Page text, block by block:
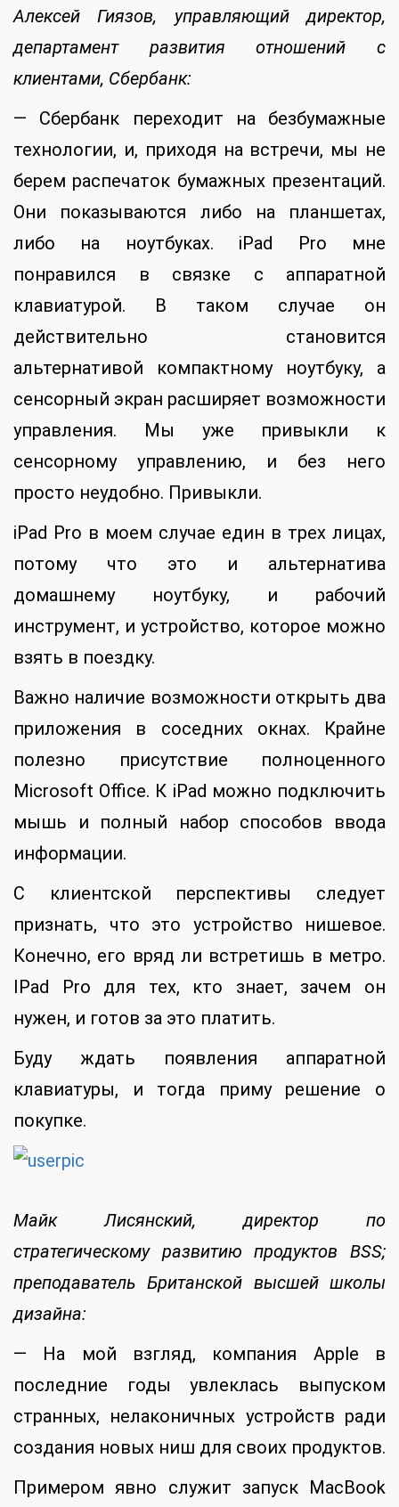
Алексей Гиязов, управляющий директор,
департамент развития отношений с
клиентами, Сбербанк:
— Сбербанк переходит на безбумажные
технологии, и, приходя на встречи, мы не
берем распечаток бумажных презентаций.
Они показываются либо на планшетах,
либо на ноутбуках. iPad Pro мне
понравился в связке с аппаратной
клавиатурой. В таком случае он
действительно становится
альтернативой компактному ноутбуку, а
сенсорный экран расширяет возможности
управления. Мы уже привыкли к
сенсорному управлению, и без него
просто неудобно. Привыкли.
iPad Pro в моем случае един в трех лицах,
потому что это и альтернатива
домашнему ноутбуку, и рабочий
инструмент, и устройство, которое можно
взять в поездку.
Важно наличие возможности открыть два
приложения в соседних окнах. Крайне
полезно присутствие полноценного
Microsoft Office. К iPad можно подключить
мышь и полный набор способов ввода
информации.
С клиентской перспективы следует
признать, что это устройство нишевое.
Конечно, его вряд ли встретишь в метро.
IPad Pro для тех, кто знает, зачем он
нужен, и готов за это платить.
Буду ждать появления аппаратной
клавиатуры, и тогда приму решение о
покупке.
Майк Лисянский, директор по
стратегическому развитию продуктов BSS;
преподаватель Британской высшей школы
дизайна:
— На мой взгляд, компания Apple в
последние годы увлеклась выпуском
странных, нелаконичных устройств ради
создания новых ниш для своих продуктов.
Примером явно служит запуск MacBook